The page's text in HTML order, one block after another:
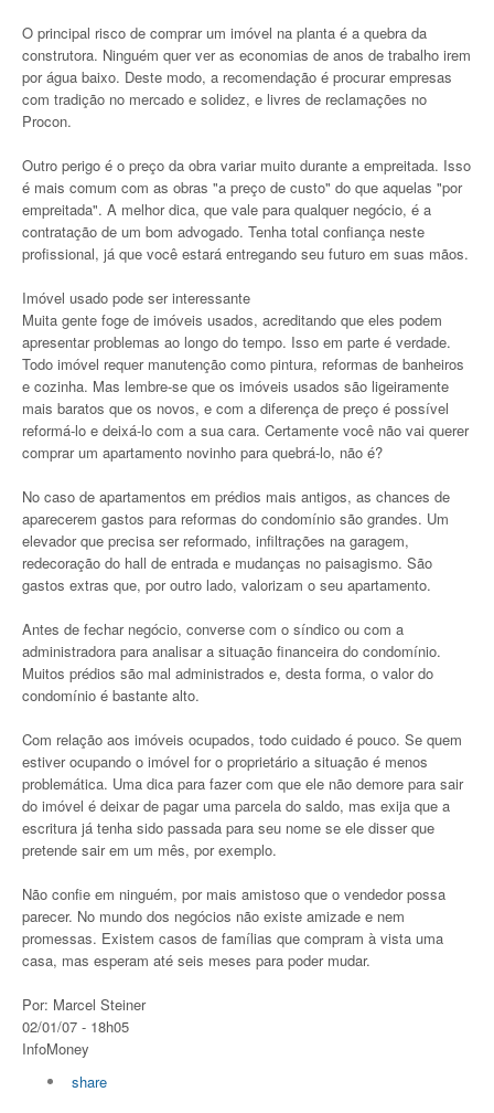
O principal risco de comprar um imóvel na planta é a quebra da
construtora. Ninguém quer ver as economias de anos de trabalho irem
por água baixo. Deste modo, a recomendação é procurar empresas
com tradição no mercado e solidez, e livres de reclamações no
Procon.
Outro perigo é o preço da obra variar muito durante a empreitada. Isso
é mais comum com as obras "a preço de custo" do que aquelas "por
empreitada". A melhor dica, que vale para qualquer negócio, é a
contratação de um bom advogado. Tenha total confiança neste
profissional, já que você estará entregando seu futuro em suas mãos.
Imóvel usado pode ser interessante
Muita gente foge de imóveis usados, acreditando que eles podem
apresentar problemas ao longo do tempo. Isso em parte é verdade.
Todo imóvel requer manutenção como pintura, reformas de banheiros
e cozinha. Mas lembre-se que os imóveis usados são ligeiramente
mais baratos que os novos, e com a diferença de preço é possível
reformá-lo e deixá-lo com a sua cara. Certamente você não vai querer
comprar um apartamento novinho para quebrá-lo, não é?
No caso de apartamentos em prédios mais antigos, as chances de
aparecerem gastos para reformas do condomínio são grandes. Um
elevador que precisa ser reformado, infiltrações na garagem,
redecoração do hall de entrada e mudanças no paisagismo. São
gastos extras que, por outro lado, valorizam o seu apartamento.
Antes de fechar negócio, converse com o síndico ou com a
administradora para analisar a situação financeira do condomínio.
Muitos prédios são mal administrados e, desta forma, o valor do
condomínio é bastante alto.
Com relação aos imóveis ocupados, todo cuidado é pouco. Se quem
estiver ocupando o imóvel for o proprietário a situação é menos
problemática. Uma dica para fazer com que ele não demore para sair
do imóvel é deixar de pagar uma parcela do saldo, mas exija que a
escritura já tenha sido passada para seu nome se ele disser que
pretende sair em um mês, por exemplo.
Não confie em ninguém, por mais amistoso que o vendedor possa
parecer. No mundo dos negócios não existe amizade e nem
promessas. Existem casos de famílias que compram à vista uma
casa, mas esperam até seis meses para poder mudar.
Por: Marcel Steiner
02/01/07 - 18h05
InfoMoney
share